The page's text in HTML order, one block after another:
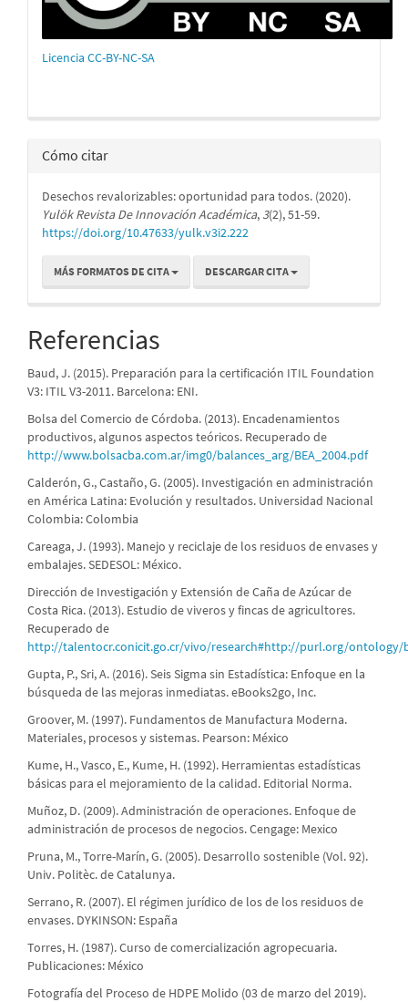
Licencia CC-BY-NC-SA
Cómo citar
Desechos revalorizables: oportunidad para todos. (2020).
Yulök Revista De Innovación Académica, 3(2), 51-59.
https://doi.org/10.47633/yulk.v3i2.222
MÁS FORMATOS DE CITA DESCARGAR CITA
Referencias
Baud, J. (2015). Preparación para la certificación ITIL Foundation
V3: ITIL V3-2011. Barcelona: ENI.
Bolsa del Comercio de Córdoba. (2013). Encadenamientos
productivos, algunos aspectos teóricos. Recuperado de
http://www.bolsacba.com.ar/img0/balances_arg/BEA_2004.pdf
Calderón, G., Castaño, G. (2005). Investigación en administración
en América Latina: Evolución y resultados. Universidad Nacional
Colombia: Colombia
Careaga, J. (1993). Manejo y reciclaje de los residuos de envases y
embalajes. SEDESOL: México.
Dirección de Investigación y Extensión de Caña de Azúcar de
Costa Rica. (2013). Estudio de viveros y fincas de agricultores.
Recuperado de
http://talentocr.conicit.go.cr/vivo/research#http://purl.org/ontology/
Gupta, P., Sri, A. (2016). Seis Sigma sin Estadística: Enfoque en la
búsqueda de las mejoras inmediatas. eBooks2go, Inc.
Groover, M. (1997). Fundamentos de Manufactura Moderna.
Materiales, procesos y sistemas. Pearson: México
Kume, H., Vasco, E., Kume, H. (1992). Herramientas estadísticas
básicas para el mejoramiento de la calidad. Editorial Norma.
Muñoz, D. (2009). Administración de operaciones. Enfoque de
administración de procesos de negocios. Cengage: Mexico
Pruna, M., Torre-Marín, G. (2005). Desarrollo sostenible (Vol. 92).
Univ. Politèc. de Catalunya.
Serrano, R. (2007). El régimen jurídico de los de los residuos de
envases. DYKINSON: España
Torres, H. (1987). Curso de comercialización agropecuaria.
Publicaciones: México
Fotografía del Proceso de HDPE Molido (03 de marzo del 2019).